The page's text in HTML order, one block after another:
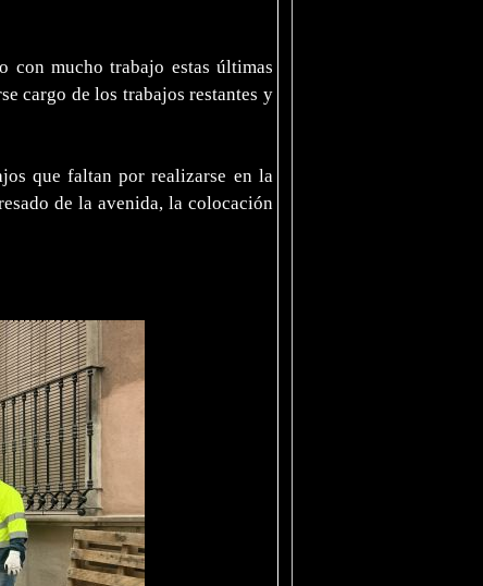
con mucho trabajo estas últimas
cargo de los trabajos restantes y
que faltan por realizarse en la
de la avenida, la colocación